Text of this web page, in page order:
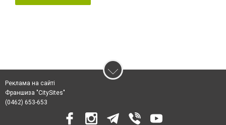
Реклама на сайті
Франшиза "CitySites"
(0462) 653-653